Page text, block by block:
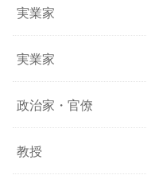
実業家
実業家
政治家・官僚
教授